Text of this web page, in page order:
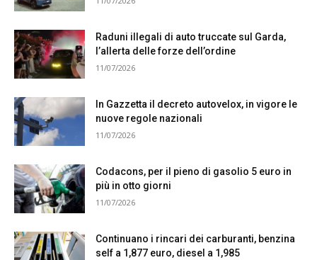
Raduni illegali di auto truccate sul Garda,
l’allerta delle forze dell’ordine
11/07/2026
In Gazzetta il decreto autovelox, in vigore le
nuove regole nazionali
11/07/2026
Codacons, per il pieno di gasolio 5 euro in
più in otto giorni
11/07/2026
Continuano i rincari dei carburanti, benzina
self a 1,877 euro, diesel a 1,985